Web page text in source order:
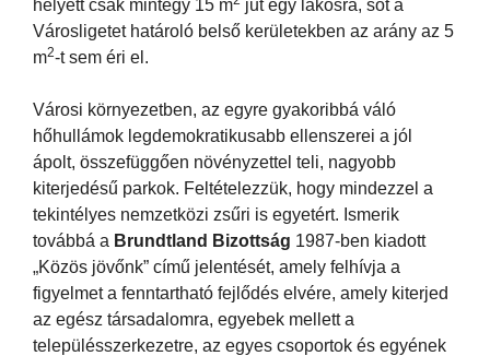
helyett csak mintegy 15 m
jut egy lakosra, sőt a
Városligetet határoló belső kerületekben az arány az 5
m2-t sem éri el.
Városi környezetben, az egyre gyakoribbá váló
hőhullámok legdemokratikusabb ellenszerei a jól
ápolt, összefüggően növényzettel teli, nagyobb
kiterjedésű parkok. Feltételezzük, hogy mindezzel a
tekintélyes nemzetközi zsűri is egyetért. Ismerik
továbbá a Brundtland Bizottság 1987-ben kiadott
„Közös jövőnk” című jelentését, amely felhívja a
figyelmet a fenntartható fejlődés elvére, amely kiterjed
az egész társadalomra, egyebek mellett a
településszerkezetre, az egyes csoportok és egyének